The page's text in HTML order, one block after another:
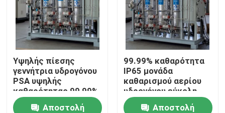
Σπίτι
Προϊόντα
Σχετικά με εμάς
Υψηλής πίεσης
γεννήτρια υδρογόνου
PSA υψηλής
καθαρότητας 99,99%
Αποστολή
99.99% καθαρότητα
IP65 μονάδα
καθαρισμού αερίου
υδρογόνου εύκολη
εγκατάσταση
Αποστολή